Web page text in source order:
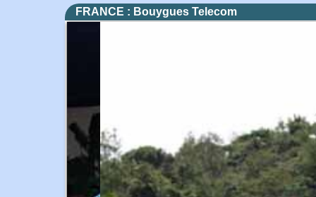
FRANCE : Bouygues Telecom